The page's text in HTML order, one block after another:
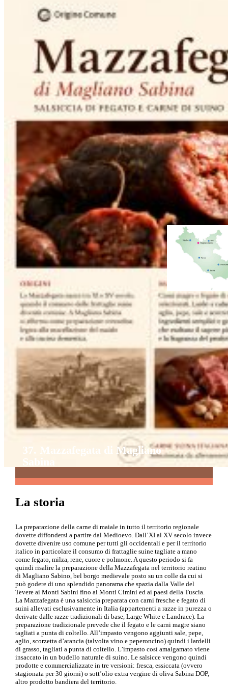
Piatti della Tradizione
Prodotti da Forno
Carni e Derivati
Formaggi e Latticini
Oli
Paste Alimentari
Piatti della Tradizione
Prodotti da Forno
Vegetali
37. Mazzafegata di Magliano
Sabina
La storia
La preparazione della carne di maiale in tutto il territorio regionale
dovette diffondersi a partire dal Medioevo. Dall’XI al XV secolo invece
dovette divenire uso comune per tutti gli occidentali e per il territorio
italico in particolare il consumo di frattaglie suine tagliate a mano
come fegato, milza, rene, cuore e polmone. A questo periodo si fa
quindi risalire la preparazione della Mazzafegata nel territorio reatino
di Magliano Sabino, bel borgo medievale posto su un colle da cui si
può godere di uno splendido panorama che spazia dalla Valle del
Tevere ai Monti Sabini fino ai Monti Cimini ed ai paesi della Tuscia.
La Mazzafegata è una salsiccia preparata con carni fresche e fegato di
suini allevati esclusivamente in Italia (appartenenti a razze in purezza o
derivate dalle razze tradizionali di base, Large White e Landrace). La
preparazione tradizionale prevede che il fegato e le carni magre siano
tagliati a punta di coltello. All’impasto vengono aggiunti sale, pepe,
aglio, scorzetta d’arancia (talvolta vino e peperoncino) quindi i lardelli
di grasso, tagliati a punta di coltello. L’impasto così amalgamato viene
insaccato in un budello naturale di suino. Le salsicce vengono quindi
prodotte e commercializzate in tre versioni: fresca, essiccata (ovvero
stagionata per 30 giorni) o sott’olio extra vergine di oliva Sabina DOP,
altro prodotto bandiera del territorio.